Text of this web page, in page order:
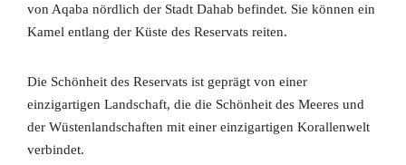
von Aqaba nördlich der Stadt Dahab befindet. Sie können ein
Kamel entlang der Küste des Reservats reiten.
Die Schönheit des Reservats ist geprägt von einer
einzigartigen Landschaft, die die Schönheit des Meeres und
der Wüstenlandschaften mit einer einzigartigen Korallenwelt
verbindet.